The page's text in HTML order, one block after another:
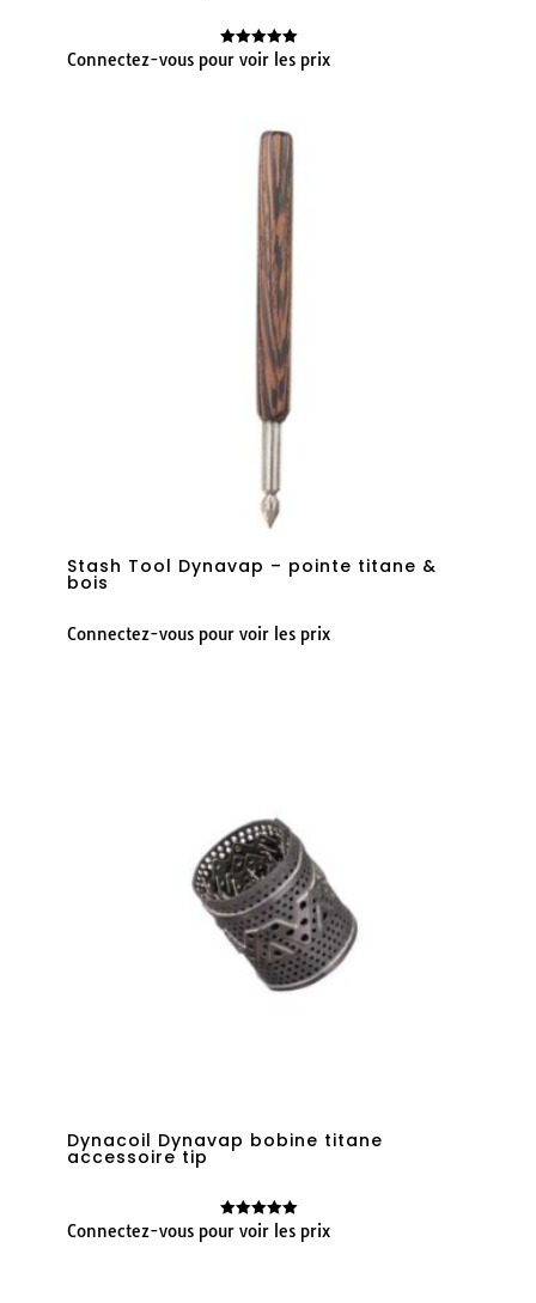
Note
Connectez-vous pour voir les prix
Stash Tool Dynavap – pointe titane &
bois
Connectez-vous pour voir les prix
Dynacoil Dynavap bobine titane
accessoire tip
Note
Connectez-vous pour voir les prix